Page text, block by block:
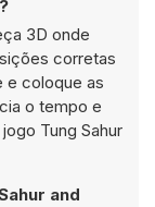
3D onde
corretas
e coloque as
o tempo e
Tung Sahur
and